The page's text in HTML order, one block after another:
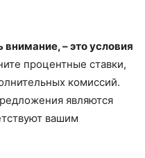
внимание, – это условия
процентные ставки,
комиссий.
являются
вашим